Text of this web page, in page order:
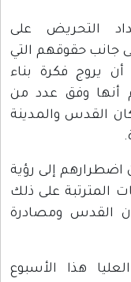
التحريض على
جانب حقوقهم التي
يروج فكرة بناء
أنها وفق عدد من
القدس والمدينة
إلى رؤية
المترتبة على ذلك
القدس ومصادرة
هذا الأسبوع